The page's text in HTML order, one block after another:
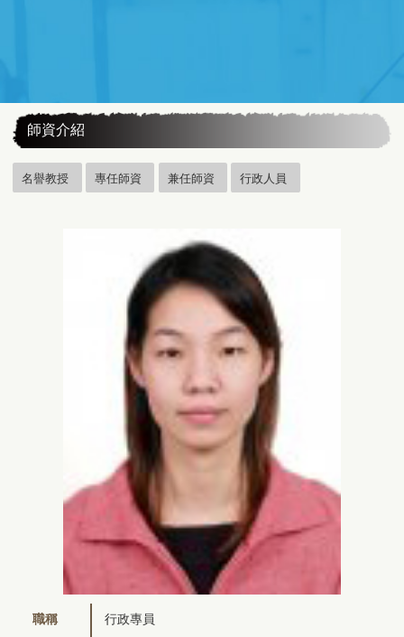
師資介紹
名譽教授 專任師資 兼任師資 行政人員
職稱 行政專員